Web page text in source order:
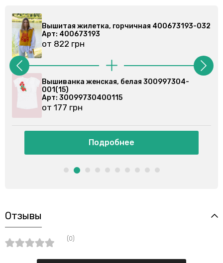
032
Вышитая жилетка, горчичная
Арт: 400673193
от 822 грн
Вышиванка женская, белая 300997304-
Арт: 3009973040018
от 177 грн
Подробнее
Отзывы
(0)